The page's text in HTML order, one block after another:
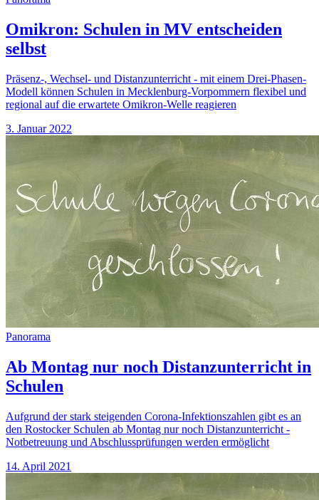
Omikron: Schulen in MV entscheiden
selbst
Präsenz-, Wechsel- und Distanzunterricht - mit einem Drei-Phasen-
Modell können Schulen in Mecklenburg-Vorpommern flexibel und
regional auf die erwartete Omikron-Welle reagieren
3. Januar 2022
Panorama
Ab Montag nur noch Distanzunterricht in
Schulen
Aufgrund der stark steigenden Corona-Infektionszahlen gibt es an
den Rostocker Schulen ab Montag nur noch Distanzunterricht -
Notbetreuung und Abschlussprüfungen werden ermöglicht
14. April 2021